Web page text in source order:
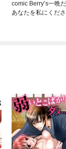
comic Berry’s一晩
あなたを私にくださ